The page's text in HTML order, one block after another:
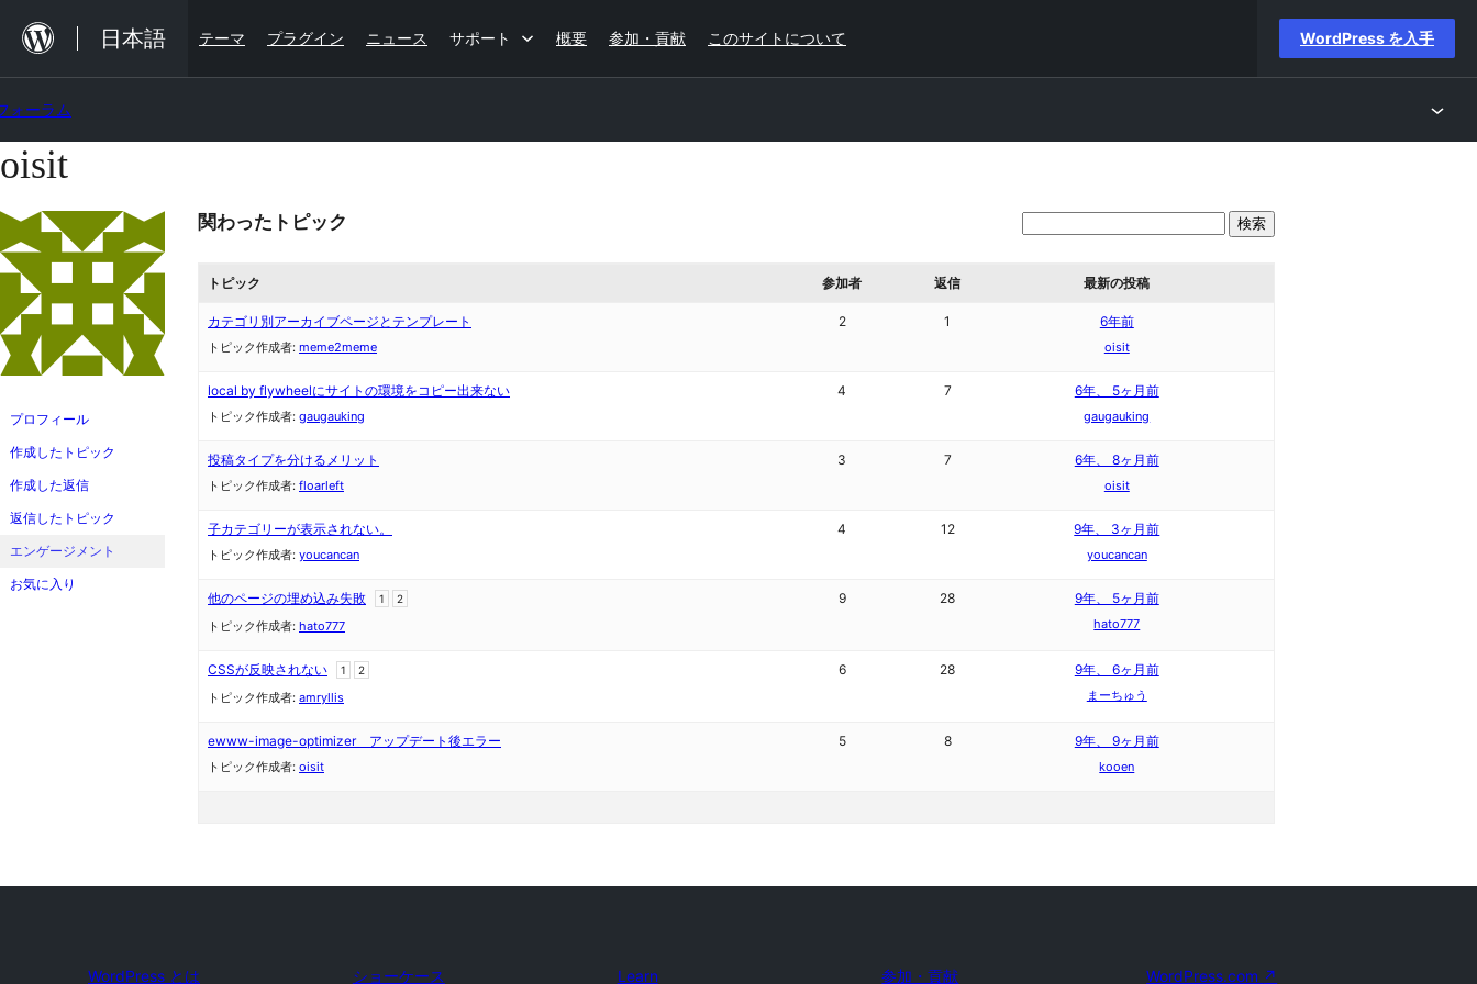
を
ス
キ
ッ
プ
日本語 テーマ プラグイン ニュース サポート 概要 参加・貢献 このサイトについて WordPress を入手
ォーラム
コ
テ
ン
へ
ス
ッ
プ
oisit
プロフィール
作成したトピック
作成した返信
返信したトピック
エンゲージメント
お気に入り
関わったトピック
トピック 参加者 返信 最新の投稿
カテゴリ別アーカイブページとテンプレート
トピック作成者: meme2meme
2 1 6年前
oisit
local by flywheelにサイトの環境をコピー出来ない
トピック作成者: gaugauking
4 7 6年、 5ヶ月前
gaugauking
投稿タイプを分けるメリット
トピック作成者: floarleft
3 7 6年、 8ヶ月前
oisit
子カテゴリーが表示されない。
トピック作成者: youcancan
4 12 9年、 3ヶ月前
youcancan
他のページの埋め込み失敗 1 2
トピック作成者: hato777
9 28 9年、 5ヶ月前
hato777
CSSが反映されない 1 2
トピック作成者: amryllis
6 28 9年、 6ヶ月前
まーちゅう
ewww-image-optimizer アップデート後エラー
トピック作成者: oisit
5 8 9年、 9ヶ月前
kooen
WordPress とは ショーケース Learn 参加・貢献 WordPress.com ↗